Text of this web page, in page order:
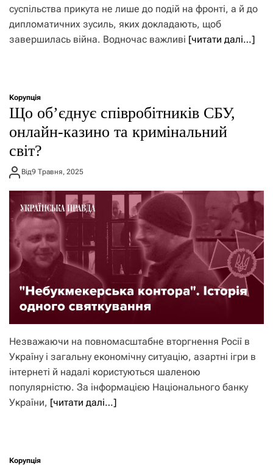
суспільства прикута не лише до подій на фронті, а й до
дипломатичних зусиль, яких докладають, щоб
завершилась війна. Водночас важливі [читати далі…]
Корупція
Що об’єднує співробітників СБУ,
онлайн-казино та кримінальний
світ?
Від9 Травня, 2025
Незважаючи на повномасштабне вторгнення Росії в
Україну і загальну економічну ситуацію, азартні ігри в
інтернеті й надалі користуються шаленою
популярністю. За інформацією Національного банку
України, [читати далі…]
Корупція